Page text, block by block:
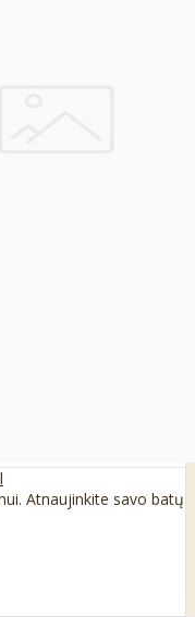
Atnaujinkite savo batų